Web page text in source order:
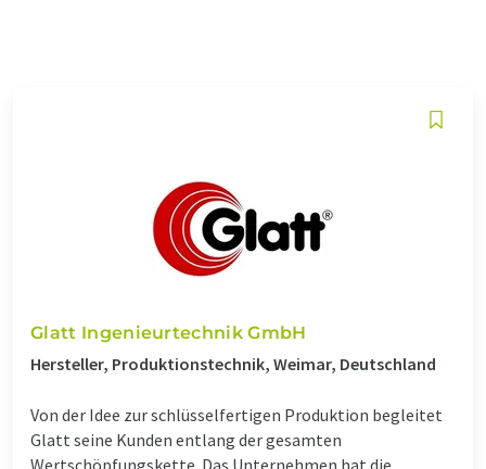
Glatt Ingenieurtechnik GmbH
Hersteller, Produktionstechnik, Weimar, Deutschland
Von der Idee zur schlüsselfertigen Produktion begleitet
Glatt seine Kunden entlang der gesamten
Wertschöpfungskette. Das Unternehmen hat die